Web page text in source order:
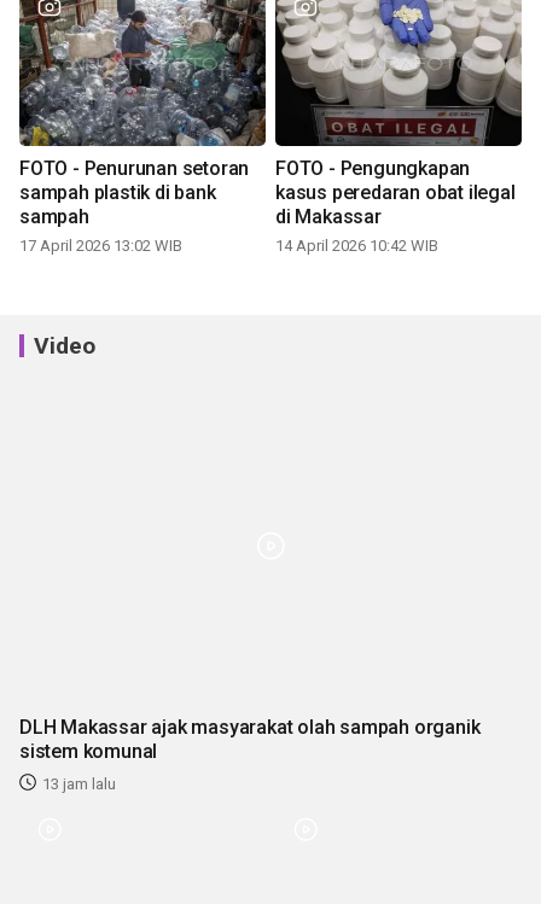
FOTO - Penurunan setoran
sampah plastik di bank
sampah
17 April 2026 13:02 WIB
FOTO - Pengungkapan
kasus peredaran obat ilegal
di Makassar
14 April 2026 10:42 WIB
Video
DLH Makassar ajak masyarakat olah sampah organik
sistem komunal
13 jam lalu